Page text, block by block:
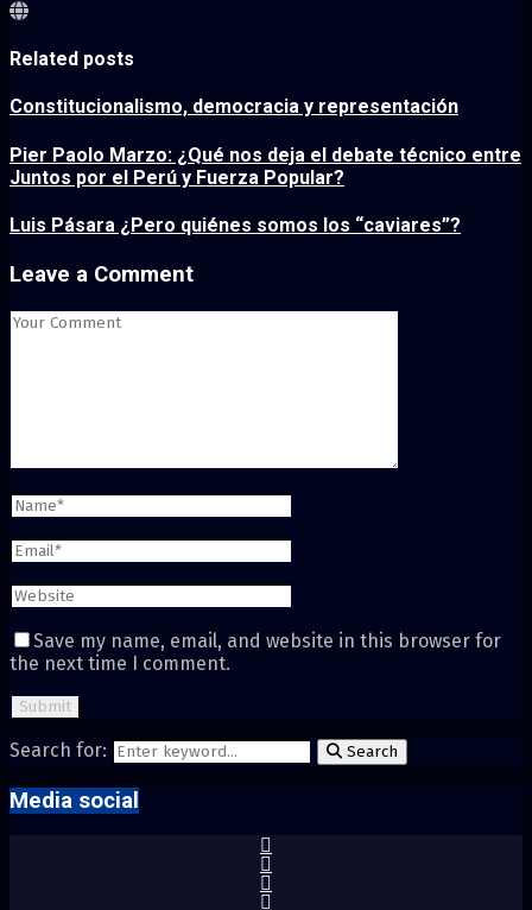
Related posts
Constitucionalismo, democracia y representación
Pier Paolo Marzo: ¿Qué nos deja el debate técnico entre
Juntos por el Perú y Fuerza Popular?
Luis Pásara ¿Pero quiénes somos los “caviares”?
Leave a Comment
Save my name, email, and website in this browser for
the next time I comment.
Search for: Search
Media social